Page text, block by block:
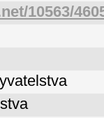
10563/